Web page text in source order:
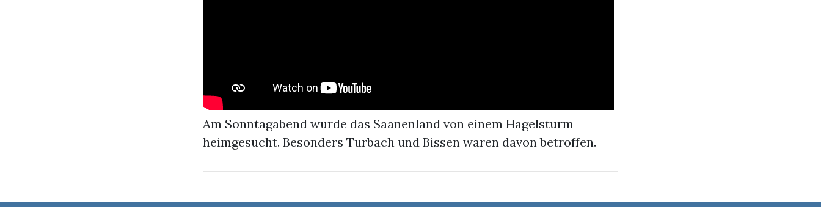
Am Sonntagabend wurde das Saanenland von einem Hagelsturm
heimgesucht. Besonders Turbach und Bissen waren davon betroffen.